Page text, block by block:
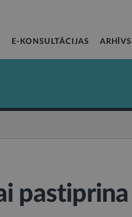
E-KONSULTĀCIJAS ARHĪVS
pastiprina